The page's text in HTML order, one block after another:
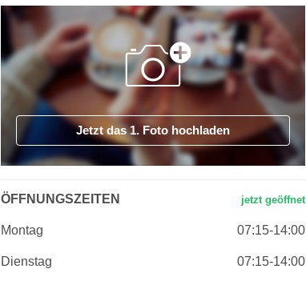
Jetzt das 1. Foto hochladen
ÖFFNUNGSZEITEN
Montag 07:15-14:00
Dienstag 07:15-14:00